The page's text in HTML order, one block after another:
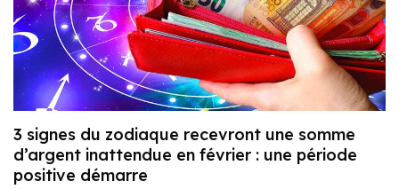
3 signes du zodiaque recevront une somme
d’argent inattendue en février : une période
positive démarre